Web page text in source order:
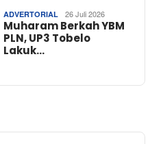
ADVERTORIAL 26 Juli 2026
Muharam Berkah YBM
PLN, UP3 Tobelo
Lakuk…